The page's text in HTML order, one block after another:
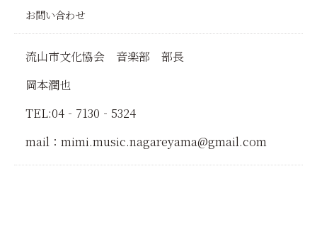
お問い合わせ
流山市文化協会 音楽部 部長
岡本潤也
TEL:04‐7130‐5324
mail：mimi.music.nagareyama@gmail.com